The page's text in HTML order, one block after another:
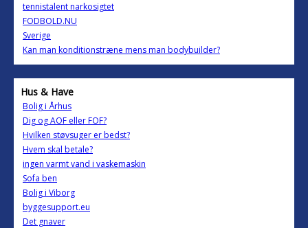
tennistalent narkosigtet
FODBOLD.NU
Sverige
Kan man konditionstræne mens man bodybuilder?
Hus & Have
Bolig i Århus
Dig og AOF eller FOF?
Hvilken støvsuger er bedst?
Hvem skal betale?
ingen varmt vand i vaskemaskin
Sofa ben
Bolig i Viborg
byggesupport.eu
Det gnaver